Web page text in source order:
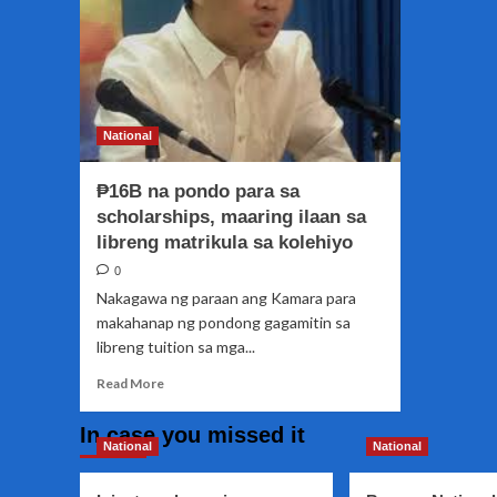
National
₱16B na pondo para sa
scholarships, maaring ilaan sa
libreng matrikula sa kolehiyo
0
Nakagawa ng paraan ang Kamara para
makahanap ng pondong gagamitin sa
libreng tuition sa mga...
Read MoreRead
₱16B
In case you missed it
National National